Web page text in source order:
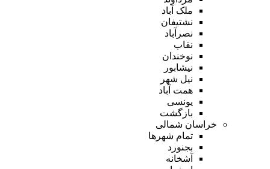
ملک آباد
نشتیفان
نصرآباد
نقاب
نوخندان
نیشابور
نیل شهر
همت آباد
یونسی
بازگشت
خراسان شمالی
تمام شهر‌ها
بجنورد
آشخانه